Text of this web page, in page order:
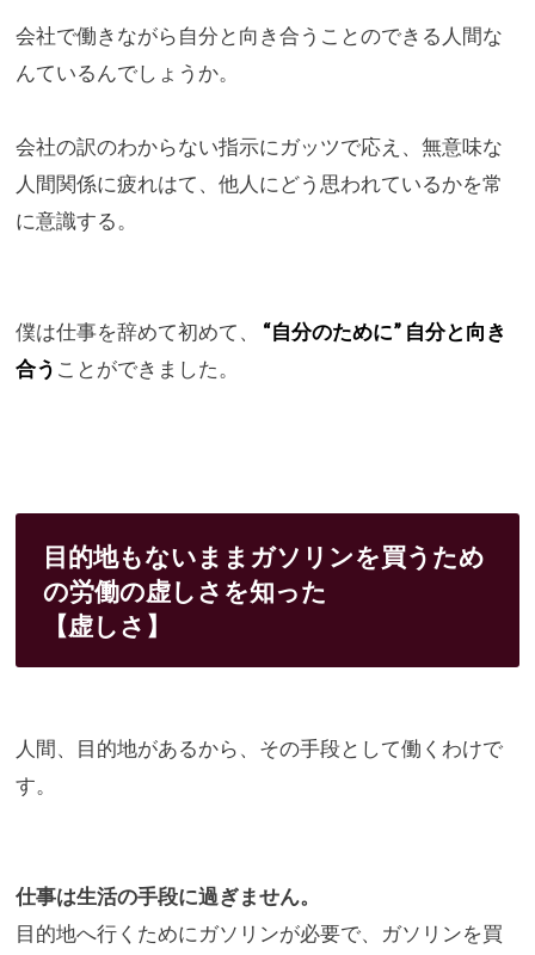
会社で働きながら自分と向き合うことのできる人間な
んているんでしょうか。
会社の訳のわからない指示にガッツで応え、 無意味な
人間関係に疲れはて、 他人にどう思われているかを常
に意識する。
僕は仕事を辞めて初めて、
“自分のために” 自分と向き
合う ことができました。
目的地もないままガソリンを買うため
の労働の虚しさを知った
【虚しさ】
人間、目的地があるから、その手段として働くわけで
す。
仕事は生活の手段に過ぎません。
目的地へ行くためにガソリンが必要で、 ガソリンを買